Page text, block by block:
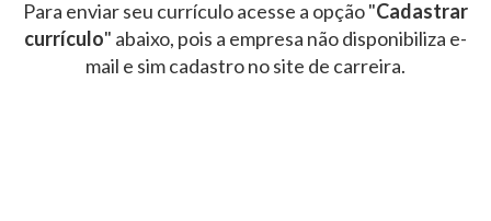
Para enviar seu currículo acesse a opção "Cadastrar
currículo" abaixo, pois a empresa não disponibiliza e-
mail e sim cadastro no site de carreira.